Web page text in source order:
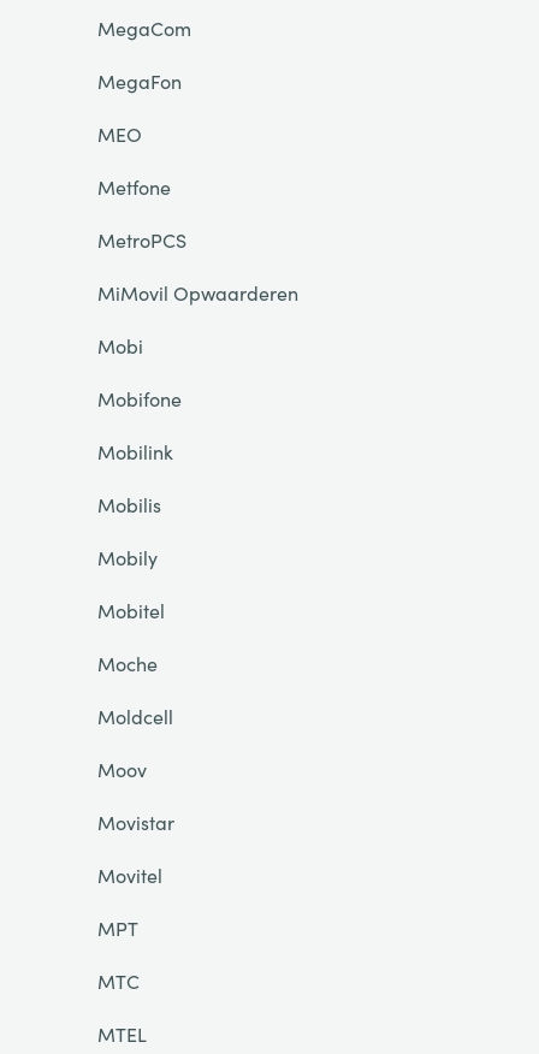
MegaCom
MegaFon
MEO
Metfone
MetroPCS
MiMovil Opwaarderen
Mobi
Mobifone
Mobilink
Mobilis
Mobily
Mobitel
Moche
Moldcell
Moov
Movistar
Movitel
MPT
MTC
MTEL